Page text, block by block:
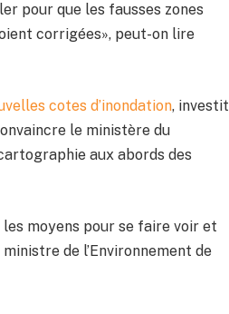
pour que les fausses zones
corrigées», peut-on lire
cotes d’inondation, investit
le ministère du
aux abords des
les moyens pour se faire voir et
de l’Environnement de